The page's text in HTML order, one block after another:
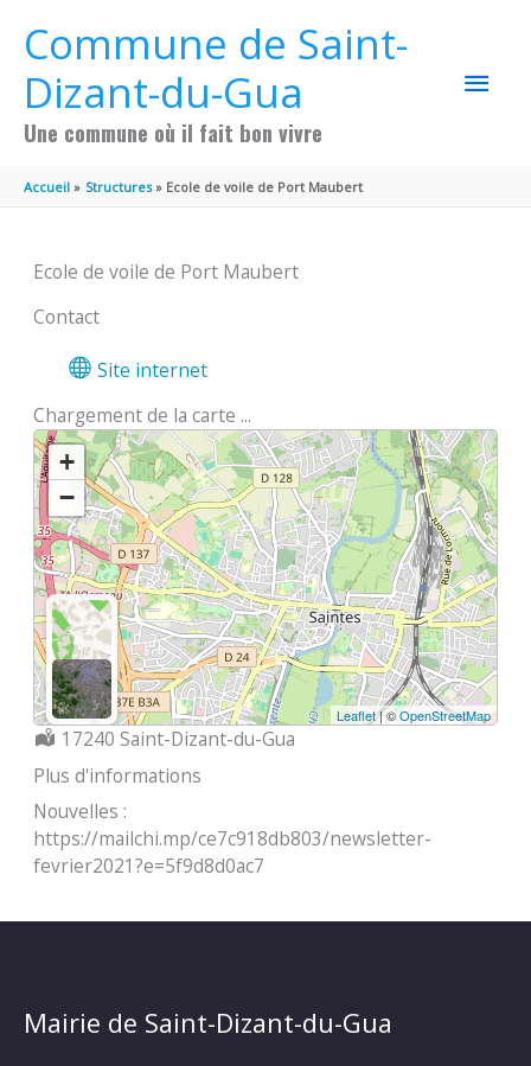
Commune de Saint-
Dizant-du-Gua
Une commune où il fait bon vivre
Accueil Structures Ecole de voile de Port Maubert
Ecole de voile de Port Maubert
Contact
Site internet
Chargement de la carte ...
+
−
Leaflet| ©OpenStreetMap
Localisation :
17240 Saint-Dizant-du-Gua
Plus d'informations
Nouvelles :
https://mailchi.mp/ce7c918db803/newsletter-
fevrier2021?e=5f9d8d0ac7
Mairie de Saint-Dizant-du-Gua